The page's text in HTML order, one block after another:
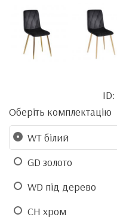
ID:
Оберіть комплектацію
WT білий
GD золото
WD під дерево
CH хром